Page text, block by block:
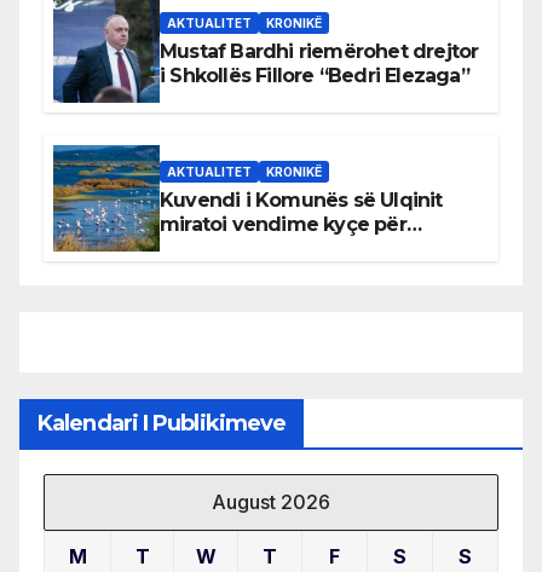
AKTUALITET KRONIKË
Mustaf Bardhi riemërohet drejtor
i Shkollës Fillore “Bedri Elezaga”
AKTUALITET KRONIKË
Kuvendi i Komunës së Ulqinit
miratoi vendime kyçe për
Kalendari I Publikimeve
August 2026
M T W T F S S